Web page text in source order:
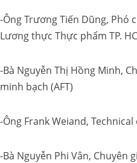
-Ông Trương Tiến Dũng,
Lương thực Thực phẩm TP.
-Bà Nguyễn Thị Hồng Minh,
minh bạch (AFT)
-Ông Frank Weiand,
-Bà Nguyễn Phi Vân, Chuyên